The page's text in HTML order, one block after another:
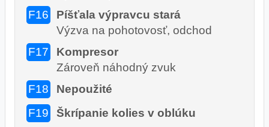
F16
Píšťala výpravcu stará
Výzva na pohotovosť, odchod
F17
Kompresor
Zároveň náhodný zvuk
F18
Nepoužité
F19
Škrípanie kolies v oblúku